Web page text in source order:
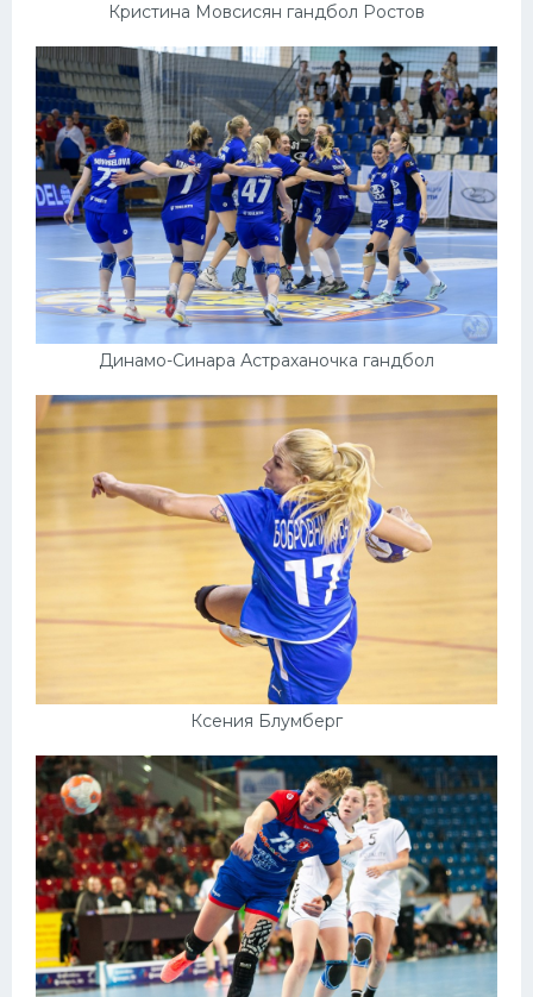
Кристина Мовсисян гандбол Ростов
Динамо-Синара Астраханочка гандбол
Ксения Блумберг